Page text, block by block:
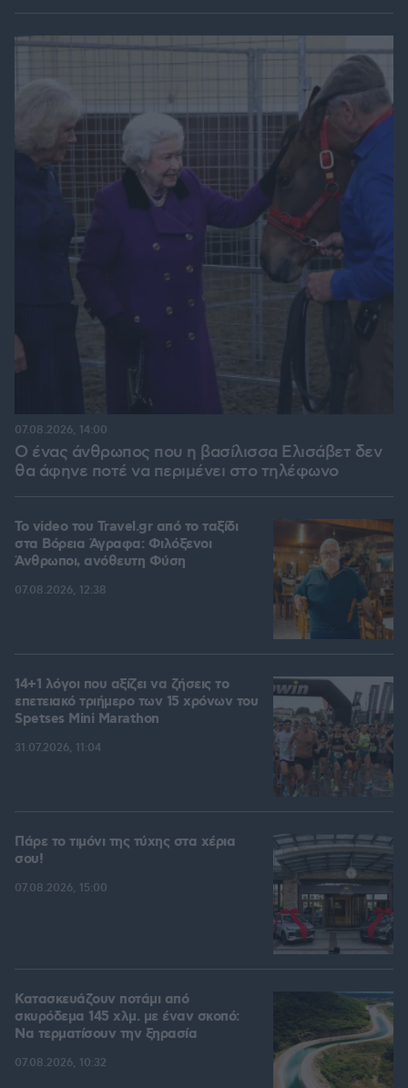
Ο ένας άνθρωπος που η βασίλισσα Ελισάβετ δεν
θα άφηνε ποτέ να περιμένει στο τηλέφωνο
07.08.2026, 14:00
To video του Travel.gr από το ταξίδι
στα Βόρεια Άγραφα: Φιλόξενοι
Άνθρωποι, ανόθευτη Φύση
07.08.2026, 12:38
14+1 λόγοι που αξίζει να ζήσεις το
επετειακό τριήμερο των 15 χρόνων του
Spetses Mini Marathon
31.07.2026, 11:04
Πάρε το τιμόνι της τύχης στα χέρια
σου!
07.08.2026, 15:00
Κατασκευάζουν ποτάμι από
σκυρόδεμα 145 χλμ. με έναν σκοπό:
Να τερματίσουν την ξηρασία
07.08.2026, 10:32